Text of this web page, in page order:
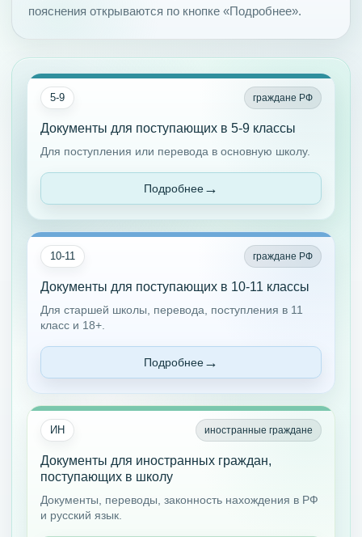
пояснения открываются по кнопке «Подробнее».
5-9 граждане РФ
Документы для поступающих в 5-9 классы
Для поступления или перевода в основную школу.
Подробнее
10-11 граждане РФ
Документы для поступающих в 10-11 классы
Для старшей школы, перевода, поступления в 11
класс и 18+.
Подробнее
ИН иностранные граждане
Документы для иностранных граждан,
поступающих в школу
Документы, переводы, законность нахождения в РФ
и русский язык.